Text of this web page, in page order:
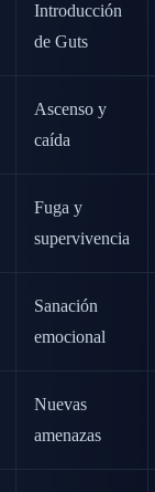
Introducción
de Guts
Ascenso y
caída
Fuga y
supervivencia
Sanación
emocional
Nuevas
amenazas